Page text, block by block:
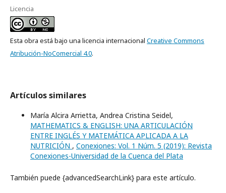
Licencia
Esta obra está bajo una licencia internacional Creative Commons
Atribución-NoComercial 4.0.
Artículos similares
María Alcira Arrietta, Andrea Cristina Seidel,
MATHEMATICS & ENGLISH: UNA ARTICULACIÓN
ENTRE INGLÉS Y MATEMÁTICA APLICADA A LA
NUTRICIÓN , Conexiones: Vol. 1 Núm. 5 (2019): Revista
Conexiones-Universidad de la Cuenca del Plata
También puede {advancedSearchLink} para este artículo.